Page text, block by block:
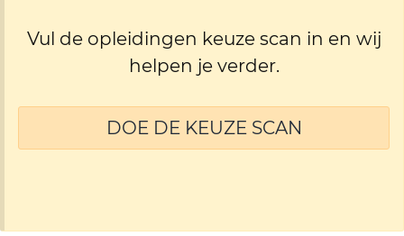
Vul de opleidingen keuze scan in en wij
helpen je verder.
DOE DE KEUZE SCAN